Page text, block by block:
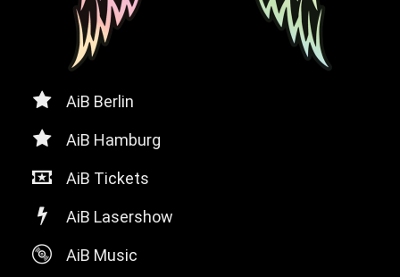

AiB Berlin

AiB Hamburg

AiB Tickets

AiB Lasershow

AiB Music